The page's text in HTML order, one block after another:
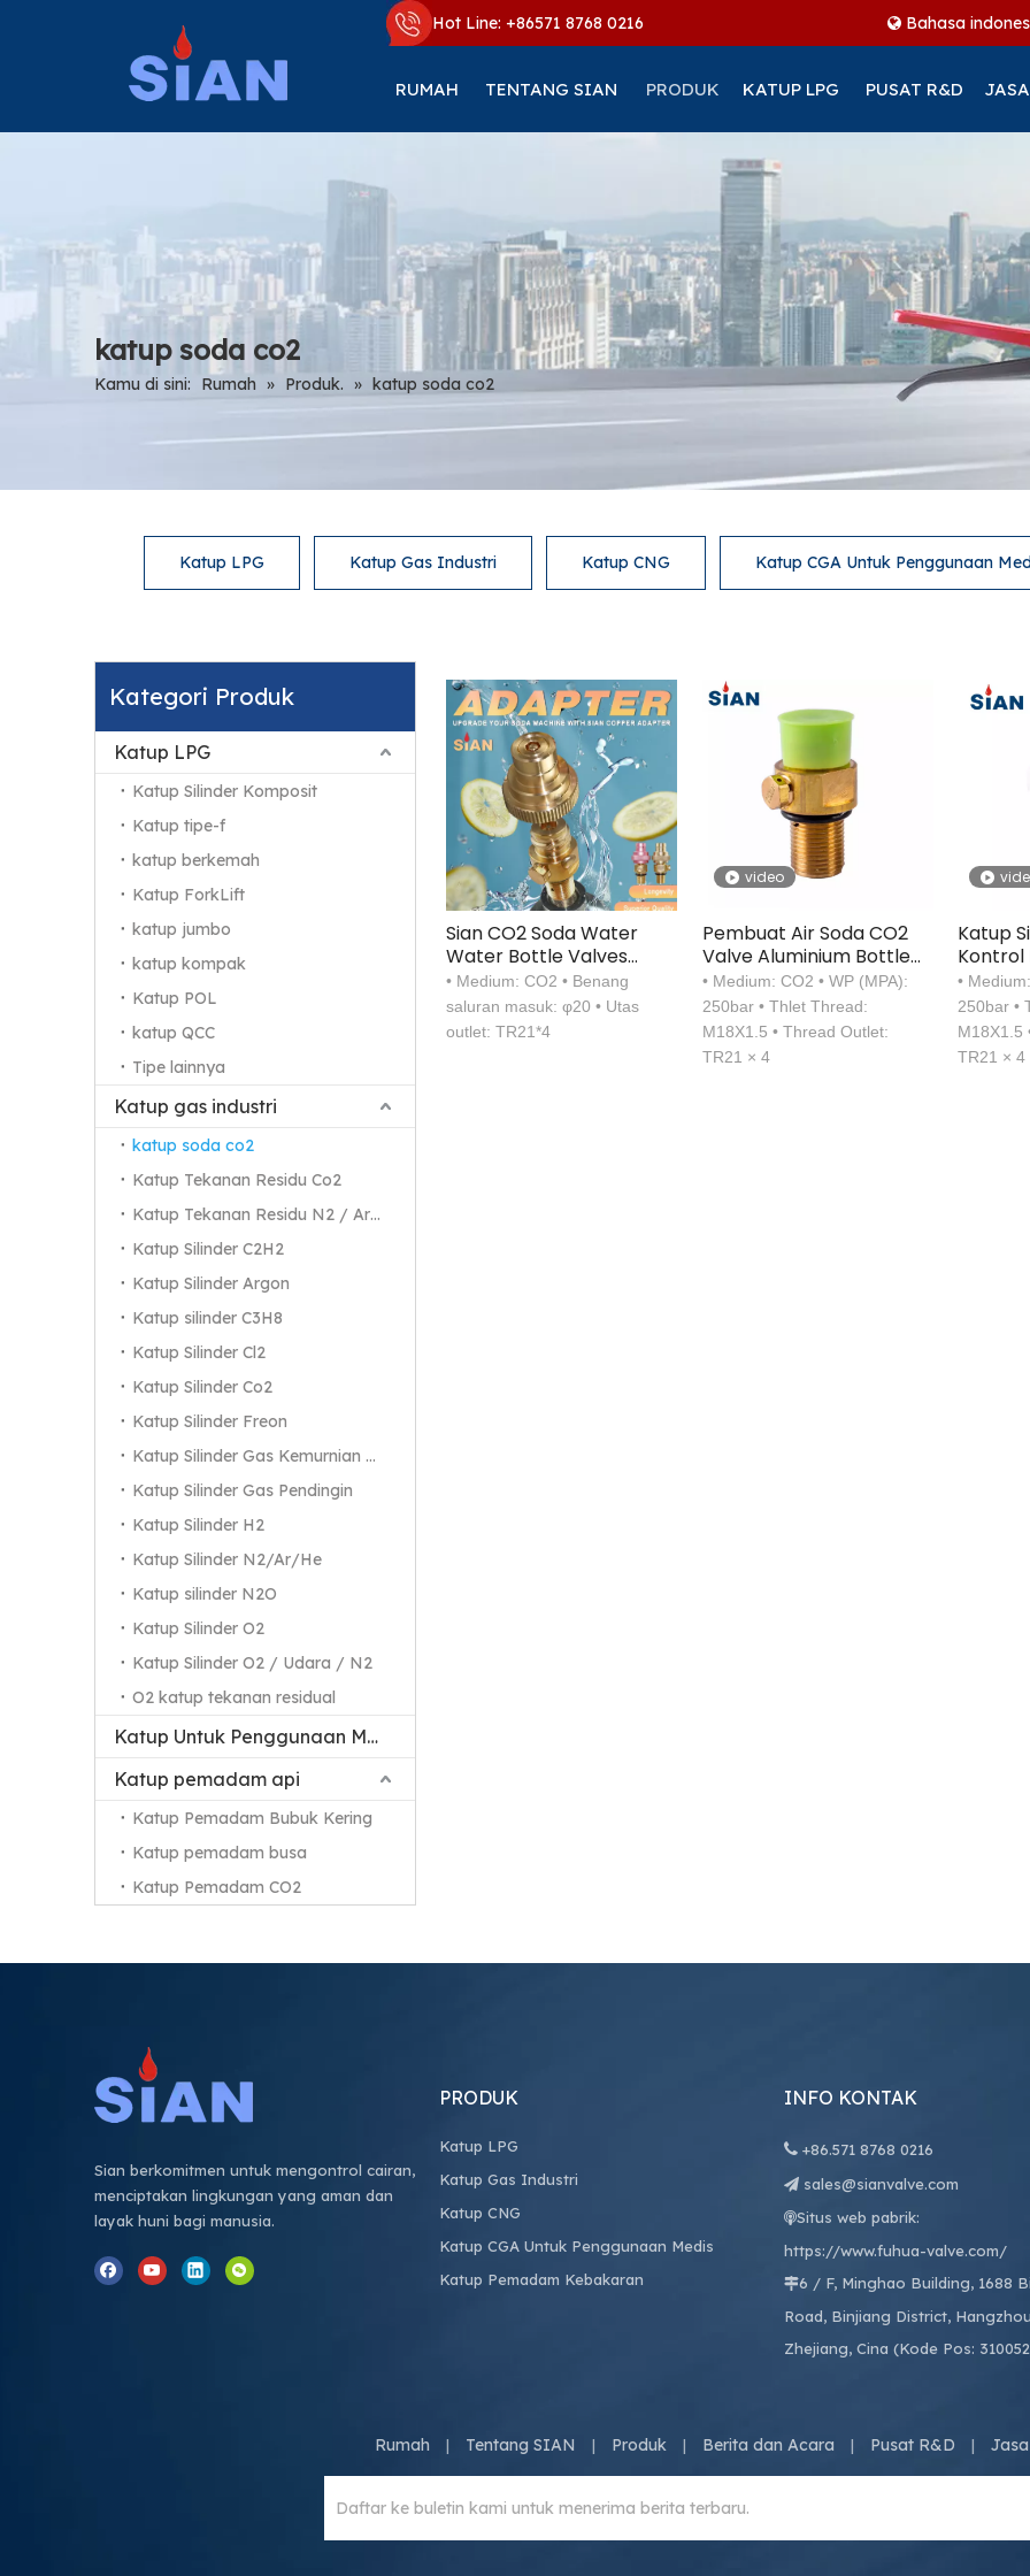
Hot Line: +86571 8768 0216 Bahasa
RUMAH TENTANG SIAN PRODUK KATUP LPG PUSAT R&D JASA
katup soda co2
Kamu di sini: Rumah » Produk. » katup soda co2
Katup LPG Katup Gas Industri Katup CNG Katup CGA Untuk Penggunaan
Kategori Produk
Katup LPG
Katup Silinder Komposit
Katup tipe-f
katup berkemah
Katup ForkLift
katup jumbo
katup kompak
Katup POL
katup QCC
Tipe lainnya
Katup gas industri
katup soda co2
Katup Tekanan Residu Co2
Katup Tekanan Residu N2 / Ar / He
Katup Silinder C2H2
Katup Silinder Argon
Katup silinder C3H8
Katup Silinder Cl2
Katup Silinder Co2
Katup Silinder Freon
Katup Silinder Gas Kemurnian Tinggi
Katup Silinder Gas Pendingin
Katup Silinder H2
Katup Silinder N2/Ar/He
Katup silinder N2O
Katup Silinder O2
Katup Silinder O2 / Udara / N2
O2 katup tekanan residual
Katup Untuk Penggunaan Medis
Katup pemadam api
Katup Pemadam Bubuk Kering
Katup pemadam busa
Katup Pemadam CO2
Sian CO2 Soda Water
Water Bottle Valves
Adapter
• Medium: CO2 • Benang
saluran masuk: φ20 • Utas
outlet: TR21*4
video
Pembuat Air Soda CO2
Valve Aluminium Bottle
Valve
• Medium: CO2 • WP (MPA):
250bar • Thlet Thread:
M18X1.5 • Thread Outlet:
TR21 × 4
Katup
Kontrol
•
250bar •
M18X1.5
TR21 × 4
Sian berkomitmen untuk mengontrol cairan,
menciptakan lingkungan yang aman dan
layak huni bagi manusia.
PRODUK
Katup LPG
Katup Gas Industri
Katup CNG
Katup CGA Untuk Penggunaan Medis
Katup Pemadam Kebakaran
INFO KONTAK
 +86.571 8768 0216
 sales@sianvalve.com
Situs web pabrik:
https://www.fuhua-valve.com/
6 / F, Minghao Building, 1688
Road, Binjiang District,
Zhejiang, Cina (Kode Pos:
Rumah | Tentang SIAN | Produk | Berita dan Acara | Pusat R&D | Jasa